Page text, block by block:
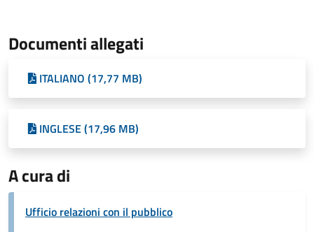
Documenti allegati
ITALIANO (17,77 MB)
INGLESE (17,96 MB)
A cura di
Ufficio relazioni con il pubblico